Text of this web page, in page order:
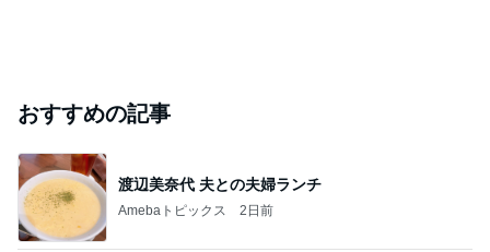
おすすめの記事
渡辺美奈代 夫との夫婦ランチ
Amebaトピックス 2日前